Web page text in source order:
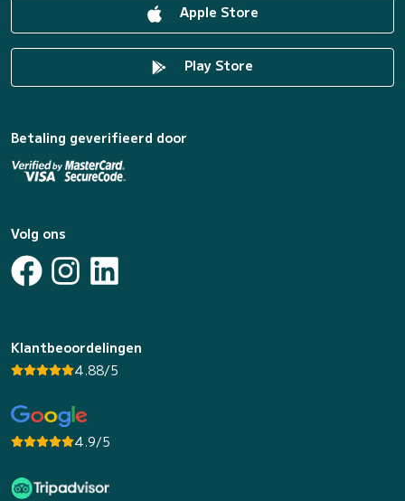
Apple Store
Play Store
Betaling geverifieerd door
Volg ons
Klantbeoordelingen
4.88/5
4.9/5